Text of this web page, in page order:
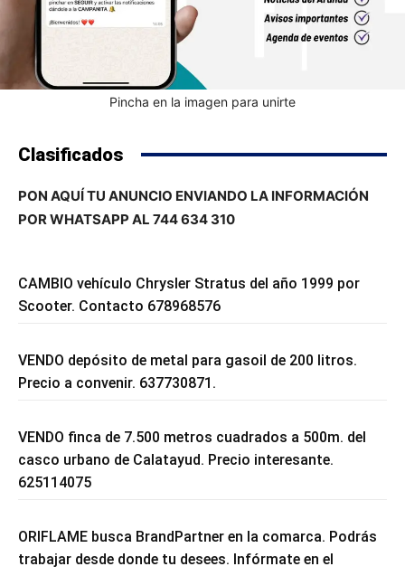
Pincha en la imagen para unirte
Clasificados
PON AQUÍ TU ANUNCIO ENVIANDO LA INFORMACIÓN
POR WHATSAPP AL 744 634 310
CAMBIO vehículo Chrysler Stratus del año 1999 por
Scooter. Contacto 678968576
VENDO depósito de metal para gasoil de 200 litros.
Precio a convenir. 637730871.
VENDO finca de 7.500 metros cuadrados a 500m. del
casco urbano de Calatayud. Precio interesante.
625114075
ORIFLAME busca BrandPartner en la comarca. Podrás
trabajar desde donde tu desees. Infórmate en el